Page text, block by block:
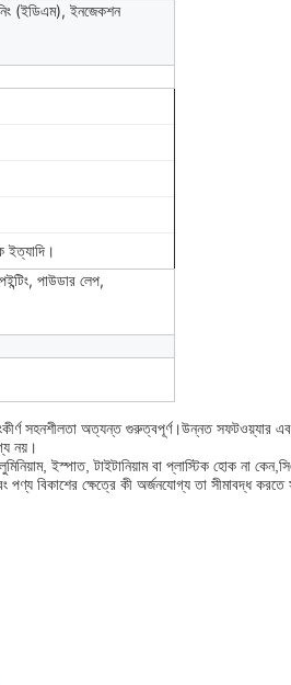
(ইডিএম), ইনজেকশন
ইত্যাদি।
পাউডার লেপ,
সহনশীলতা অত্যন্ত গুরুত্বপূর্ণ।উন্নত সফটওয়্যার
নয়।
ইস্পাত, টাইটানিয়াম বা প্লাস্টিক হোক না
পণ্য বিকাশের ক্ষেত্রে কী অর্জনযোগ্য তা সীমাবদ্ধ করতে